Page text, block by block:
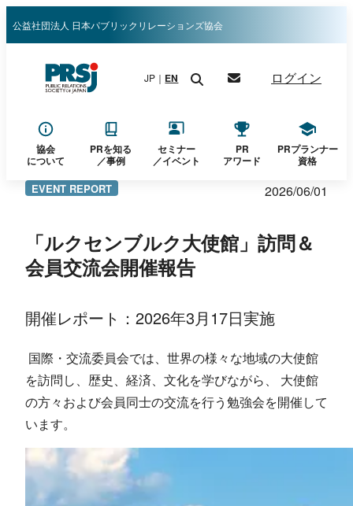
公益社団法人 日本パブリックリレーションズ協会
JP｜ EN ログイン
協会
について
PRを知る
／事例
セミナー
／イベント
PR
アワード
PRプランナー
資格
EVENT REPORT 2026/06/01
「ルクセンブルク大使館」訪問＆
会員交流会開催報告
開催レポート：2026年3月17日実施
国際・交流委員会では、世界の様々な地域の大使館
を訪問し、歴史、経済、文化を学びながら、 大使館
の方々および会員同士の交流を行う勉強会を開催して
います。